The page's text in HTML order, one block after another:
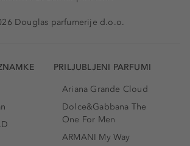
Douglas parfumerije d.o.o.
PRILJUBLJENI PARFUMI
Ariana Grande Cloud
Dolce&Gabbana The
One For Men
ARMANI My Way